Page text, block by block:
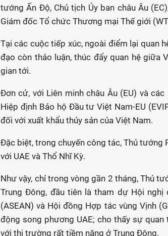
tướng Ấn Độ, Chủ tịch Ủy ban châu Âu
Giám đốc Tổ chức Thương mại Thế giới
Tại các cuộc tiếp xúc, ngoài điểm lại quan
đạo còn thảo luận, thúc đẩy quan hệ
gian tới.
Đơn cử, với Liên minh châu Âu (EU) và
Hiệp định Bảo hộ Đầu tư Việt Nam-EU
đối với xuất khẩu thủy sản của Việt Nam.
Đặc biệt, trong chuyến công tác, Thủ tướng
với UAE và Thổ Nhĩ Kỳ.
Như vậy, chỉ trong vòng gần 2 tháng, Thủ
Trung Đông, đầu tiên là tham dự Hội
(ASEAN) và Hội đồng Hợp tác vùng Vịnh
động song phương UAE; cho thấy sự
với thị trường rất tiềm năng ở Trung Đông.